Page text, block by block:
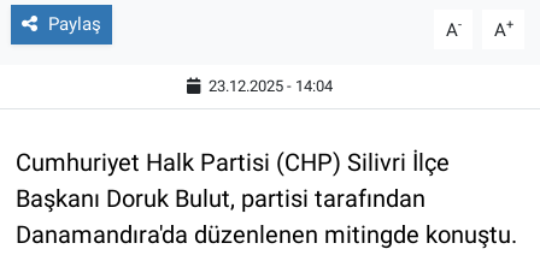
Paylaş A- A+
23.12.2025 - 14:04
Cumhuriyet Halk Partisi (CHP) Silivri İlçe
Başkanı Doruk Bulut, partisi tarafından
Danamandıra'da düzenlenen mitingde konuştu.